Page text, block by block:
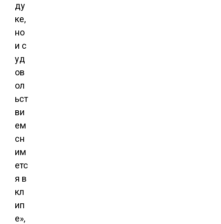
ду
ке,
но
и с
уд
ов
ол
ьст
ви
ем
сн
им
етс
я в
кл
ип
е»,